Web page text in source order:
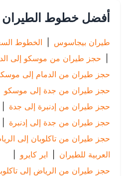
أفضل خطوط الطيران
طيران بيجاسوس | الخطوط السعودية
حجز طيران من موسكو إلى الدمام
|
حجز طيران من الدمام إلى موسكو |
حجز طيران من جدة إلى موسكو |
حجز طيران من إدنبرة إلى جدة
حجز طيران من جدة إلى إدنبرة |
حجز طيران من تاكلوبان إلى الرياض
|
العربية للطيران | اير كايرو
|
حجز طيران من الرياض إلى تاكلوبان |